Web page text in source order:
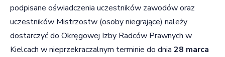
podpisane oświadczenia uczestników zawodów oraz
uczestników Mistrzostw (osoby niegrające) należy
dostarczyć do Okręgowej Izby Radców Prawnych w
Kielcach w nieprzekraczalnym terminie do dnia 28 marca